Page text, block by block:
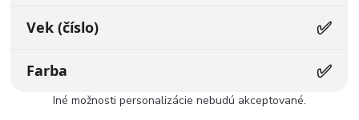
Vek (číslo) ✅
Farba ✅
Iné možnosti personalizácie nebudú akceptované.